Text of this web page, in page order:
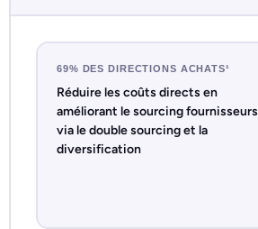
69% DES DIRECTIONS ACHATS¹
Réduire les coûts directs en
améliorant le sourcing fournisseurs
via le double sourcing et la
diversification